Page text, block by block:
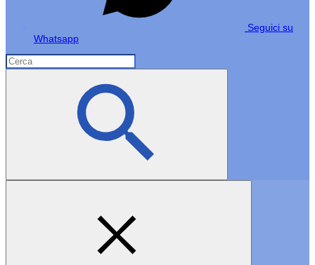
Seguici su
Whatsapp